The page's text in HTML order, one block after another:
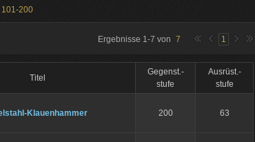
101-200
Ergebnisse 1-7 von 7 1
Titel
Gegenst.-
stufe
Ausrüst.-
stufe
Klauenhammer 200 63